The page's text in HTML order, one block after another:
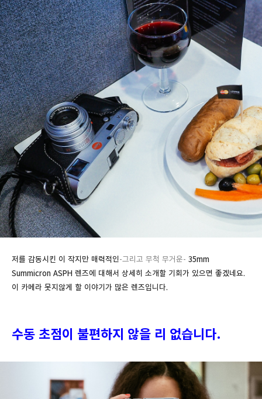
저를 감동시킨 이 작지만 매력적인-그리고 무척 무거운- 35mm
Summicron ASPH 렌즈에 대해서 상세히 소개할 기회가 있으면 좋겠네요.
이 카메라 못지않게 할 이야기가 많은 렌즈입니다.
수동 초점이 불편하지 않을 리 없습니다.